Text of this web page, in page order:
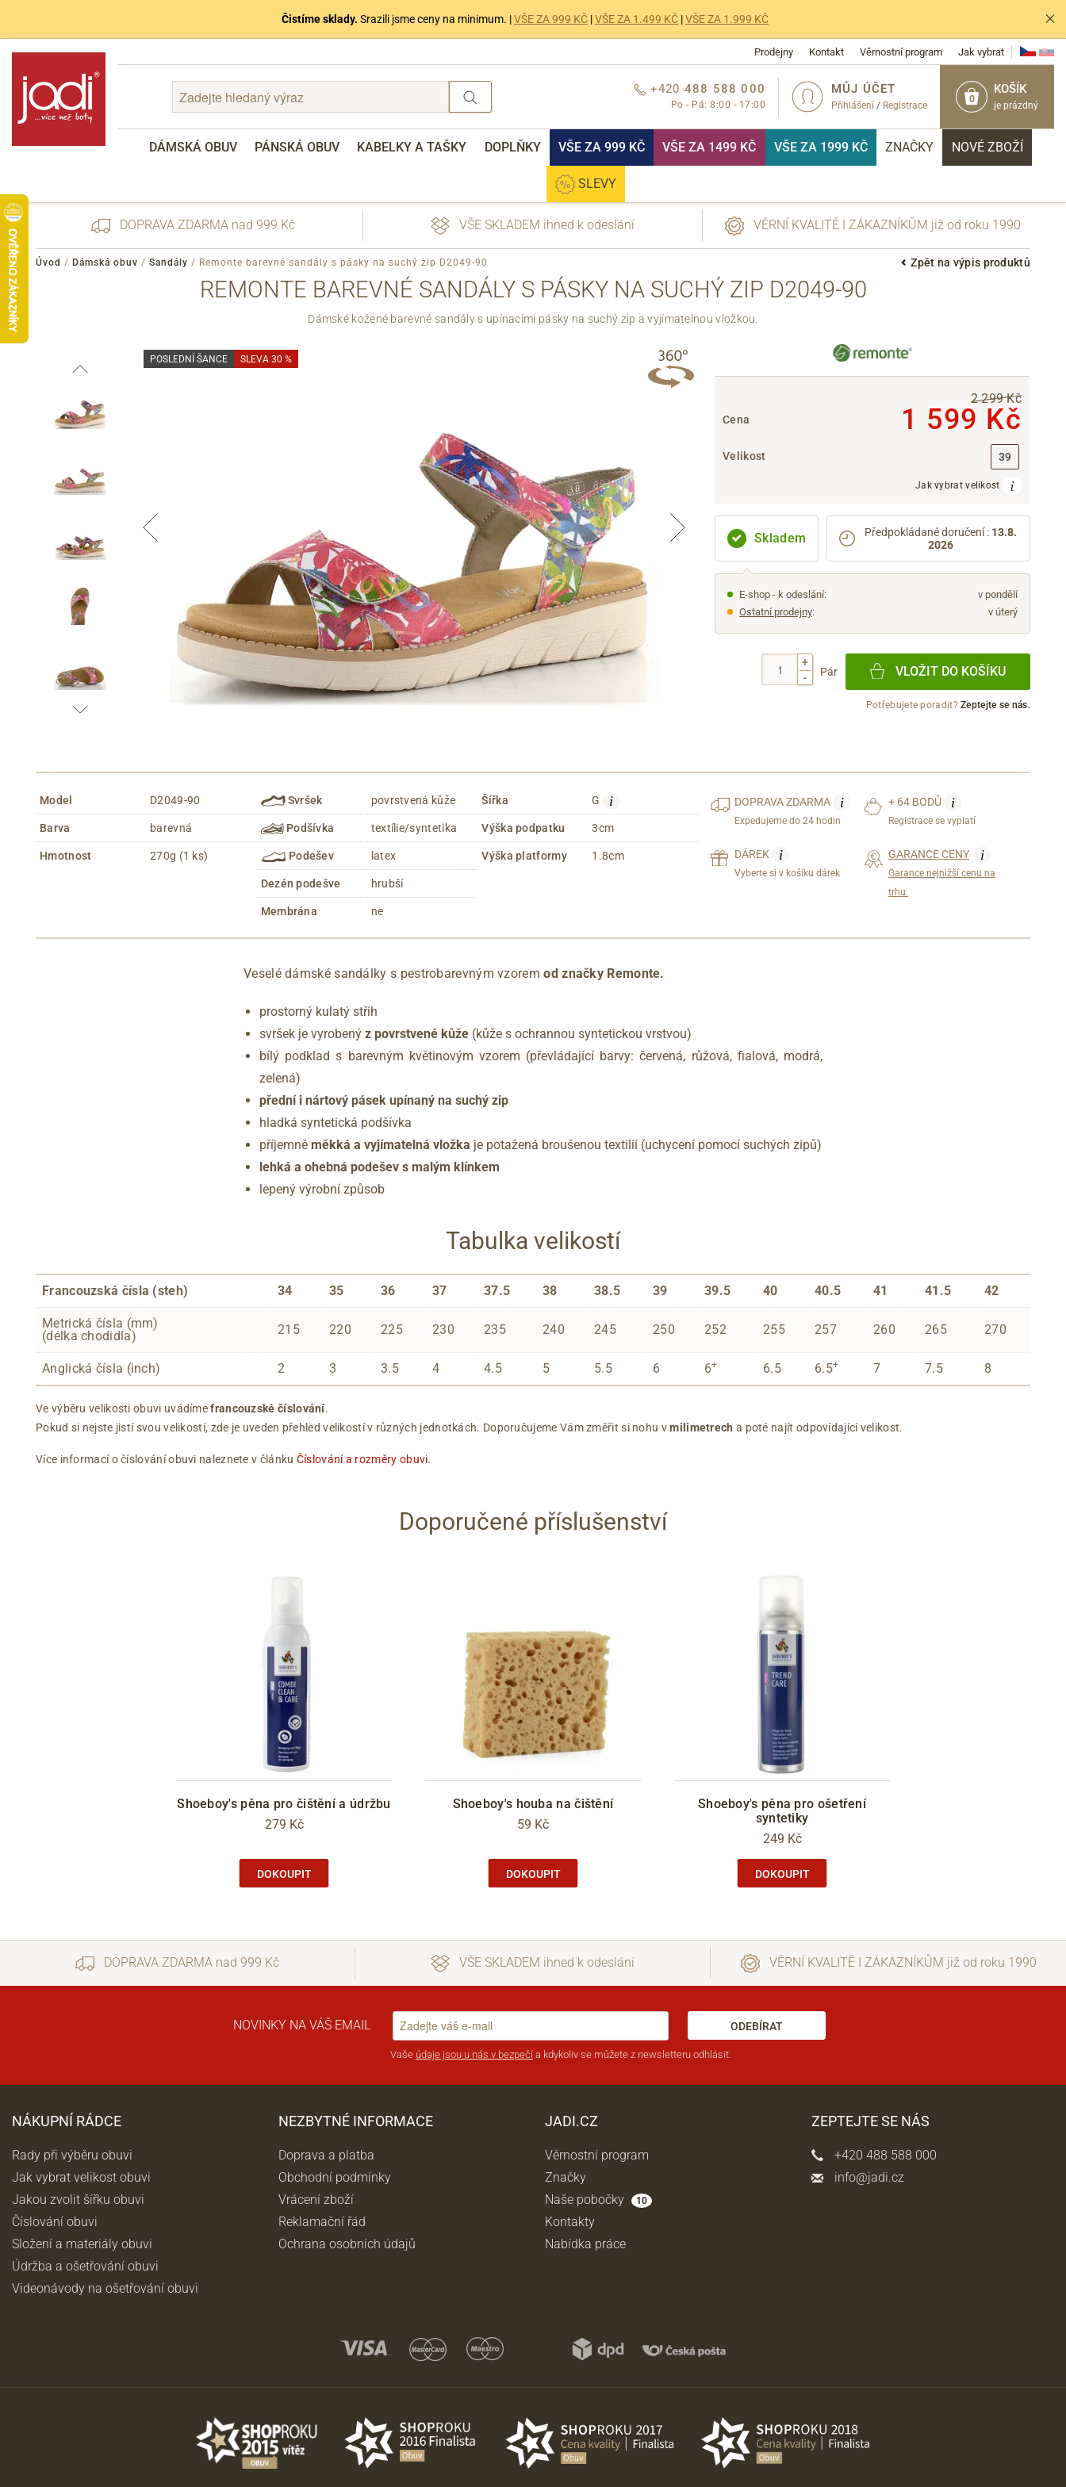
Čistíme sklady. Srazili jsme ceny na minimum. |VŠE ZA 999 KČ |VŠE ZA 1.499 KČ |VŠE ZA 1.999 KČ
Prodejny Kontakt Věrnostní program Jak vybrat
0
KOŠÍK
je prázdný
MŮJ ÚČET
Přihlášení / Registrace
+420 488 588 000
Po - Pá: 8:00 - 17:00
DÁMSKÁ OBUV PÁNSKÁ OBUV KABELKY A TAŠKY DOPLŇKY VŠE ZA 999 KČ VŠE ZA 1499 KČ VŠE ZA 1999 KČ ZNAČKY NOVÉ ZBOŽÍ
SLEVY
Zapomenuté heslo
Přes Google
Informace o zpracování osobních údajů.
DOPRAVA ZDARMA nad 999 Kč VŠE SKLADEM ihned k odeslání VĚRNÍ KVALITĚ I ZÁKAZNÍKŮM již od roku 1990
Zpět na výpis produktů
Úvod / Dámská obuv / Sandály / Remonte barevné sandály s pásky na suchý zip D2049-90
REMONTE BAREVNÉ SANDÁLY S PÁSKY NA SUCHÝ ZIP D2049-90
Dámské kožené barevné sandály s upínacími pásky na suchý zip a vyjímatelnou vložkou.
POSLEDNÍ ŠANCE SLEVA 30 %
Cena
2 299 Kč
1 599 Kč
Velikost 39
Jak vybrat velikost
Skladem Předpokládané doručení : 13.8.
2026
E-shop - k odeslání:
v pondělí
Ostatní prodejny: v úterý
+
-
Pár VLOŽIT DO KOŠÍKU
Potřebujete poradit?Zeptejte se nás.
Model D2049-90
Barva barevná
Hmotnost 270g (1 ks)
Svršek povrstvená kůže
Podšívka textílie/syntetika
Podešev latex
Dezén podešve hrubší
Membrána ne
Šířka G i
Výška podpatku 3cm
Výška platformy 1.8cm
DOPRAVAZDARMA i
Expedujeme do 24 hodin
+ 64 BODŮ i
Registrace se vyplatí
DÁREK i
Vyberte si v košíku dárek
GARANCE CENY i
Garance nejnižší cenu na
trhu.
Veselé dámské sandálky s pestrobarevným vzoremod značky Remonte.
prostorný kulatý střih
svršek je vyrobený z povrstvené kůže (kůže s ochrannou syntetickou vrstvou)
bílý podklad s barevným květinovým vzorem (převládající barvy: červená, růžová, fialová, modrá,
zelená)
přední i nártový pásek upínaný na suchý zip
hladká syntetická podšívka
příjemně měkká a vyjímatelná vložka je potažená broušenou textilií (uchycení pomocí suchých zipů)
lehká a ohebná podešev s malým klínkem
lepený výrobní způsob
Tabulka velikostí
Francouzská čísla (steh) 34 35 36 37 37.5 38 38.5 39 39.5 40 40.5 41 41.5 42
Metrická čísla (mm)
(délka chodidla)
215 220 225 230 235 240 245 250 252 255 257 260 265 270
Anglická čísla (inch) 2 3 3.5 4 4.5 5 5.5 6 6+ 6.5 6.5+ 7 7.5 8
Ve výběru velikosti obuvi uvádímefrancouzské číslování.
Pokud si nejste jistí svou velikostí, zde je uveden přehled velikostí v různých jednotkách. Doporučujeme Vám změřit si nohu vmilimetrech a poté najít odpovídající velikost.
Více informací o číslování obuvi naleznete v článku Číslování a rozměry obuvi.
Doporučené příslušenství
Shoeboy's pěna pro čištění a údržbu
279 Kč
DOKOUPIT
Shoeboy's houba na čištění
59 Kč
DOKOUPIT
Shoeboy's pěna pro ošetření
syntetiky
249 Kč
DOKOUPIT
DOPRAVA ZDARMA nad 999 Kč VŠE SKLADEM ihned k odeslání VĚRNÍ KVALITĚ I ZÁKAZNÍKŮM již od roku 1990
NOVINKY NA VÁŠ EMAIL ODEBÍRAT
Vaše údaje jsou u nás v bezpečí a kdykoliv se můžete z newsletteru odhlásit.
NÁKUPNÍ RÁDCE
Rady při výběru obuvi
Jak vybrat velikost obuvi
Jakou zvolit šířku obuvi
Číslování obuvi
Složení a materiály obuvi
Údržba a ošetřování obuvi
Videonávody na ošetřování obuvi
NEZBYTNÉ INFORMACE
Doprava a platba
Obchodní podmínky
Vrácení zboží
Reklamační řád
Ochrana osobních údajů
JADI.CZ
Věrnostní program
Značky
Naše pobočky
10
Kontakty
Nabídka práce
ZEPTEJTE SE NÁS
+420 488 588 000
info@jadi.cz